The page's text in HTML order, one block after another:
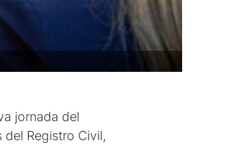
jornada del
del Registro Civil,